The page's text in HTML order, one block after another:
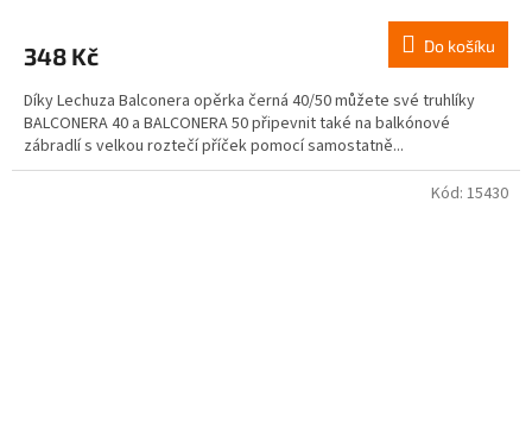
348 Kč Do košíku
Díky Lechuza Balconera opěrka černá 40/50 můžete své truhlíky
BALCONERA 40 a BALCONERA 50 připevnit také na balkónové
zábradlí s velkou roztečí příček pomocí samostatně...
Kód: 15430